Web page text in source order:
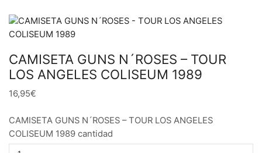
CAMISETA GUNS N´ROSES – TOUR
LOS ANGELES COLISEUM 1989
16,95€
CAMISETA GUNS N´ROSES – TOUR LOS ANGELES
COLISEUM 1989 cantidad